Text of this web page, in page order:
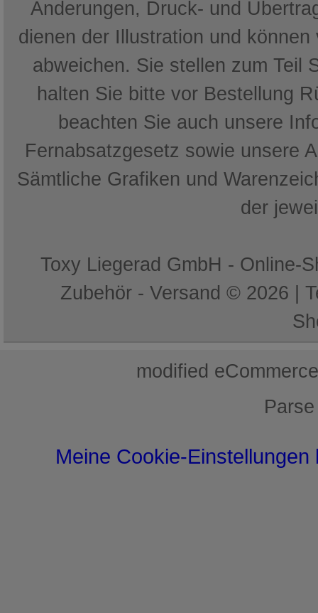
Änderungen, Druck- und
dienen der Illustration und
abweichen. Sie stellen zum Teil
halten Sie bitte vor Bestellung
beachten Sie auch unsere
Fernabsatzgesetz sowie unsere
Sämtliche Grafiken und
der
Toxy Liegerad GmbH - Online-
Zubehör - Versand © 2026 |
mod ified
Meine Cookie-